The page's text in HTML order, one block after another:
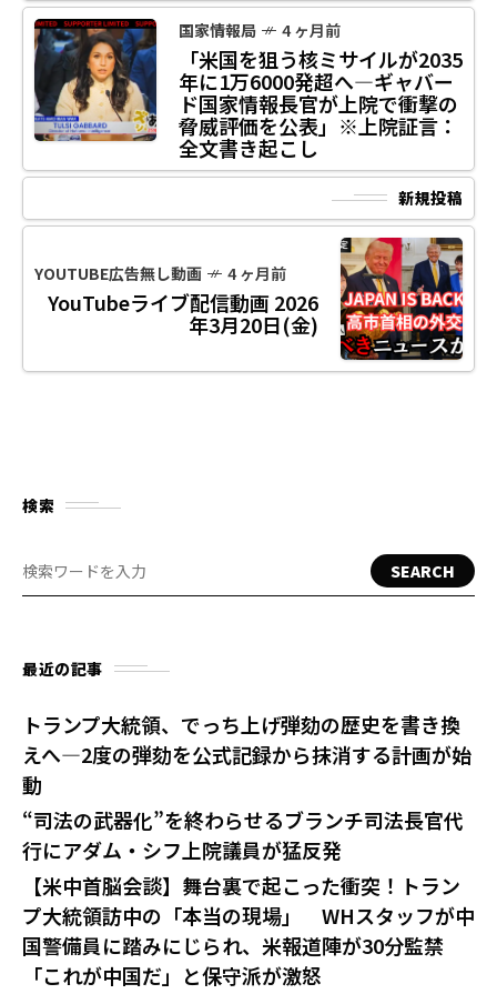
国家情報局 4 ヶ月前
「米国を狙う核ミサイルが2035
年に1万6000発超へ—ギャバー
ド国家情報長官が上院で衝撃の
脅威評価を公表」※上院証言：
全文書き起こし
新規投稿
YOUTUBE広告無し動画 4 ヶ月前
YouTubeライブ配信動画 2026
年3月20日(金)
検索
SEARCH
最近の記事
トランプ大統領、でっち上げ弾劾の歴史を書き換
えへ—2度の弾劾を公式記録から抹消する計画が始
動
“司法の武器化”を終わらせるブランチ司法長官代
行にアダム・シフ上院議員が猛反発
【米中首脳会談】舞台裏で起こった衝突！トラン
プ大統領訪中の「本当の現場」 WHスタッフが中
国警備員に踏みにじられ、米報道陣が30分監禁
「これが中国だ」と保守派が激怒